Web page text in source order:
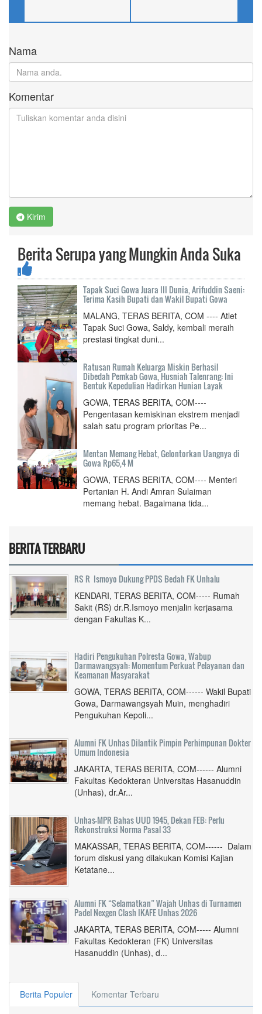
Nama
Komentar
Kirim
Berita Serupa yang Mungkin Anda Suka
Tapak Suci Gowa Juara III Dunia, Arifuddin Saeni:
Terima Kasih Bupati dan Wakil Bupati Gowa
MALANG, TERAS BERITA, COM ---- Atlet
Tapak Suci Gowa, Saldy, kembali meraih
prestasi tingkat duni...
Ratusan Rumah Keluarga Miskin Berhasil
Dibedah Pemkab Gowa, Husniah Talenrang: Ini
Bentuk Kepedulian Hadirkan Hunian Layak
GOWA, TERAS BERITA, COM----
Pengentasan kemiskinan ekstrem menjadi
salah satu program prioritas Pe...
Mentan Memang Hebat, Gelontorkan Uangnya di
Gowa Rp65,4 M
GOWA, TERAS BERITA, COM---- Menteri
Pertanian H. Andi Amran Sulaiman
memang hebat. Bagaimana tida...
BERITA TERBARU
RS R Ismoyo Dukung PPDS Bedah FK Unhalu
KENDARI, TERAS BERITA, COM----- Rumah
Sakit (RS) dr.R.Ismoyo menjalin kerjasama
dengan Fakultas K...
Hadiri Pengukuhan Polresta Gowa, Wabup
Darmawangsyah: Momentum Perkuat Pelayanan dan
Keamanan Masyarakat
GOWA, TERAS BERITA, COM------ Wakil Bupati
Gowa, Darmawangsyah Muin, menghadiri
Pengukuhan Kepoli...
Alumni FK Unhas Dilantik Pimpin Perhimpunan Dokter
Umum Indonesia
JAKARTA, TERAS BERITA, COM------ Alumni
Fakultas Kedokteran Universitas Hasanuddin
(Unhas), dr.Ar...
Unhas-MPR Bahas UUD 1945, Dekan FEB: Perlu
Rekonstruksi Norma Pasal 33
MAKASSAR, TERAS BERITA, COM------ Dalam
forum diskusi yang dilakukan Komisi Kajian
Ketatane...
Alumni FK “Selamatkan” Wajah Unhas di Turnamen
Padel Nexgen Clash IKAFE Unhas 2026
JAKARTA, TERAS BERITA, COM----- Alumni
Fakultas Kedokteran (FK) Universitas
Hasanuddin (Unhas), d...
Berita Populer Komentar Terbaru